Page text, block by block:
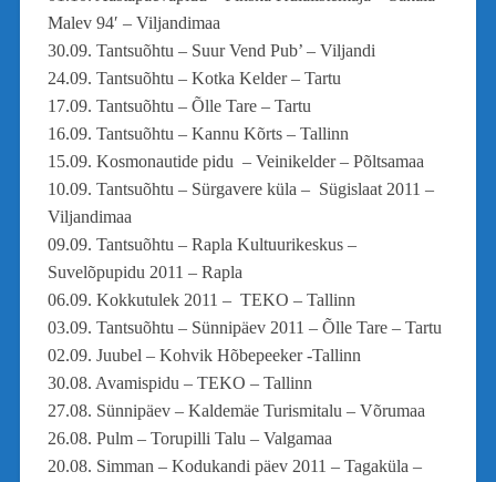
Malev 94′ – Viljandimaa
30.09. Tantsuõhtu – Suur Vend Pub’ – Viljandi
24.09. Tantsuõhtu – Kotka Kelder – Tartu
17.09. Tantsuõhtu – Õlle Tare – Tartu
16.09. Tantsuõhtu – Kannu Kõrts – Tallinn
15.09. Kosmonautide pidu – Veinikelder – Põltsamaa
10.09. Tantsuõhtu – Sürgavere küla – Sügislaat 2011 –
Viljandimaa
09.09. Tantsuõhtu – Rapla Kultuurikeskus –
Suvelõpupidu 2011 – Rapla
06.09. Kokkutulek 2011 – TEKO – Tallinn
03.09. Tantsuõhtu – Sünnipäev 2011 – Õlle Tare – Tartu
02.09. Juubel – Kohvik Hõbepeeker -Tallinn
30.08. Avamispidu – TEKO – Tallinn
27.08. Sünnipäev – Kaldemäe Turismitalu – Võrumaa
26.08. Pulm – Torupilli Talu – Valgamaa
20.08. Simman – Kodukandi päev 2011 – Tagaküla –